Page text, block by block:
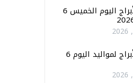
توقعـات الأبراج اليوم الخميس 6
توقعـات الأبراج لمواليد اليوم 6